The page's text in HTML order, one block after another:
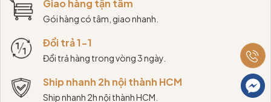
Giao hàng tận tâm
Gói hàng có tâm, giao nhanh.
Đổi trả 1-1
Đổi trả hàng trong vòng 3 ngày.
Ship nhanh 2h nội thành HCM
Ship nhanh 2h nội thành HCM.